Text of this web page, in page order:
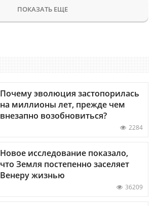
ПОКАЗАТЬ ЕЩЕ
Почему эволюция застопорилась
на миллионы лет, прежде чем
внезапно возобновиться?
2284
Новое исследование показало,
что Земля постепенно заселяет
Венеру жизнью
36209